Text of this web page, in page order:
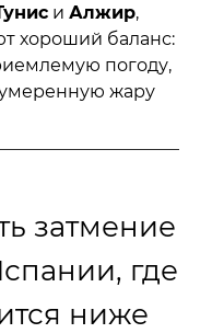
и Алжир,
хороший баланс:
погоду,
жару
затмение
где
ниже